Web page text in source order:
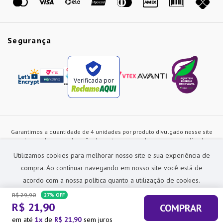
Utilizamos cookies para melhorar nosso site e sua experiência de
compra. Ao continuar navegando em nosso site você está de
acordo com a nossa política quanto a utilização de cookies.
R$ 29,90 27% OFF
R$ 21,90
em até 1 de R$ 21,90 sem juros
COMPRAR
Segurança
Verificada por
Garantimos a quantidade de 4 unidades por produto divulgado nesse site
ou de acordo com a duração dos estoques, sendo as vendas realizadas
alterados a qualquer instante sem prévia comunicação e são exclusivos
para a loja virtual, não restando nenhuma obrigação de prática similar nas
lojas físicas da rede Preçolandia. Todas as imagens dos produtos são
meramente ilustrativas.
Preçolandia Comercial Ltda CNPJ: 62.270.186/0011-28
sac@precolandia.com.br - (11) 5445-1010